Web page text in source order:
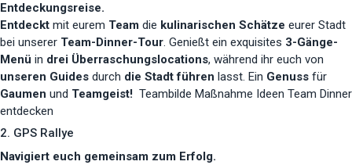
Entdeckungsreise.
Entdeckt mit eurem Team die kulinarischen Schätze eurer Stadt
bei unserer Team-Dinner-Tour. Genießt ein exquisites 3-Gänge-
Menü in drei Überraschungslocations, während ihr euch von
unseren Guides durch die Stadt führen lasst. Ein Genuss für
Gaumen und Teamgeist! Teambilde Maßnahme Ideen Team Dinner
entdecken
2. GPS Rallye
Navigiert euch gemeinsam zum Erfolg.